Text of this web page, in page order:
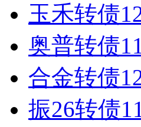
玉禾转债
奥普转债
合金转债
振26转债